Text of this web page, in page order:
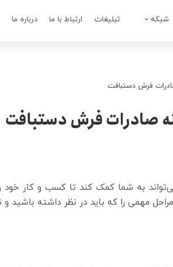
شبکه تبلیغات ارتباط با ما درباره ما
فرش دستبافت
صادرات فرش دستبافت
به شما کمک کند تا کسب و کار خود
مهمی را که باید در نظر داشته